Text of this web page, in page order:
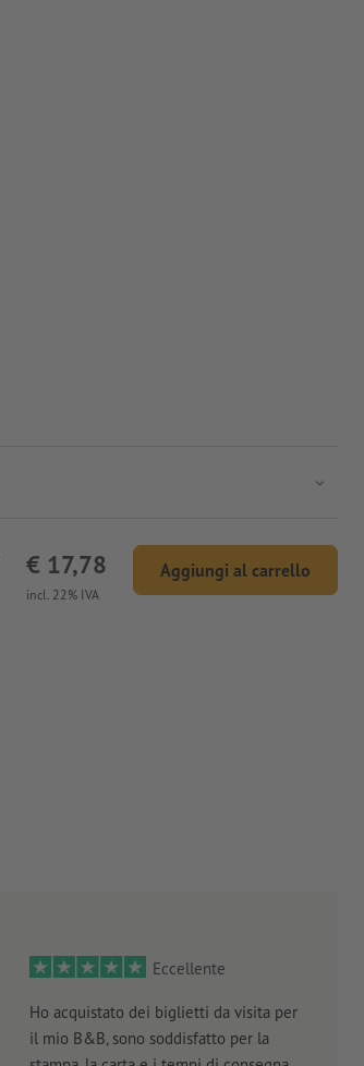
incl. 22% IVA
€ 17,78 Aggiungi al carrello
Eccellente
Ho acquistato dei biglietti da visita per
il mio B&B, sono soddisfatto per la